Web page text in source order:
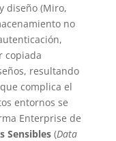
diseño (Miro,
no
copiada
resultando
complica el
entornos se
Enterprise de
Sensibles(Data